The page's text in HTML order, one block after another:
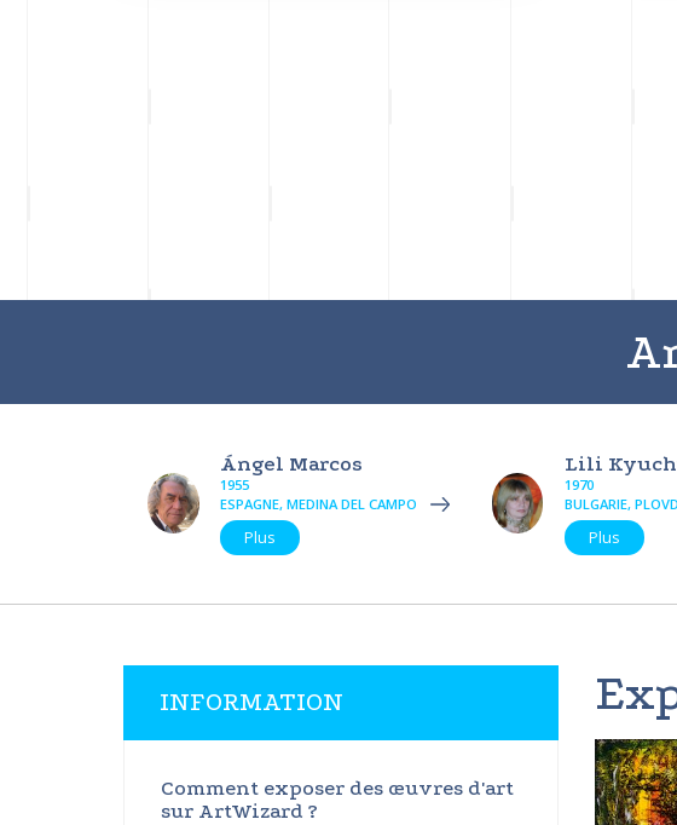
Ángel Marcos
1955
ESPAGNE, MEDINA DEL CAMPO
Plus
Lili
1970
BULGARIE,
Plus
INFORMATION
Comment exposer des œuvres d'art
sur ArtWizard ?